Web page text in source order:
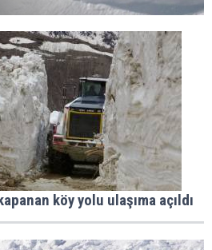
köy yolu ulaşıma açıldı